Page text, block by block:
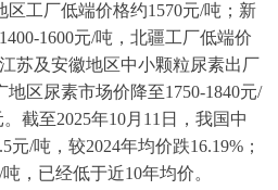
区工厂低端价格约1570元/吨；新
1600元/吨，北疆工厂低端价
苏及安徽地区中小颗粒尿素出厂
地区尿素市场价降至1750-1840元/
截至2025年10月11日，我国中
/吨，较2024年均价跌16.19%；
，已经低于近10年均价。